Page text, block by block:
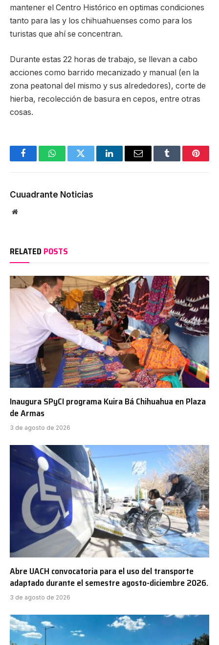
mantener el Centro Histórico en optimas condiciones
tanto para las y los chihuahuenses como para los
turistas que ahí se concentran.
Durante estas 22 horas de trabajo, se llevan a cabo
acciones como barrido mecanizado y manual (en la
zona peatonal del mismo y sus alrededores), corte de
hierba, recolección de basura en cepos, entre otras
cosas.
FacebookWhatsAppTwitter LinkedInEmail Tumblr
Cuuadrante Noticias
Website
RELATED POSTS
Inaugura SPyCI programa Kuira Bá Chihuahua en Plaza
de Armas
3 de agosto de 2026
Abre UACH convocatoria para el uso del transporte
adaptado durante el semestre agosto-diciembre 2026.
3 de agosto de 2026